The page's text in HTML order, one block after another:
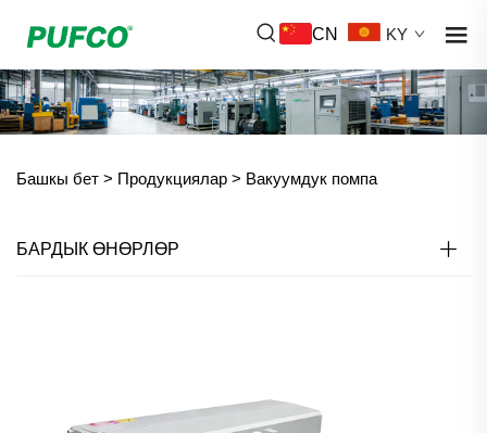
CN KY
Башкы бет > Продукциялар > Вакуумдук помпа
БАРДЫК ӨНӨРЛӨР